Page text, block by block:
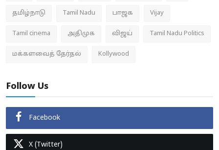
தமிழ்நாடு Tamil Nadu பாஜக Vijay
Tamil cinema அதிமுக விஜய் Tamil Nadu Politics
மக்களவைத் தேர்தல் Kollywood
Follow Us
Facebook
X (Twitter)